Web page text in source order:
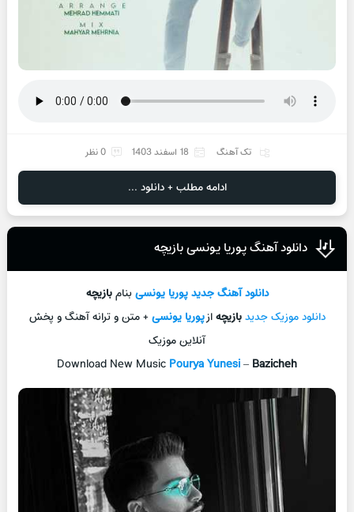
تک آهنگ 18 اسفند 1403 0 نظر
ادامه مطلب + دانلود ...
دانلود آهنگ پوریا یونسی بازیچه
دانلود آهنگ جديدپوریا یونسیبنامبازیچه
دانلود موزیک جديدبازیچهازپوریا یونسی+ متن و ترانه آهنگ و پخش
آنلاين موزيک
Download New Music Pourya Yunesi– Bazicheh